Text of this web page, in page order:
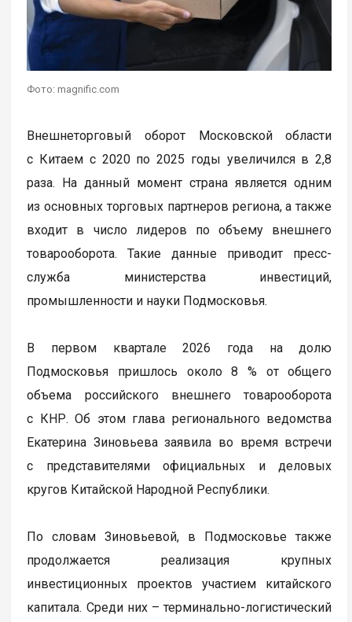
Фото: magnific.com
Внешнеторговый оборот Московской области
с Китаем с 2020 по 2025 годы увеличился в 2,8
раза. На данный момент страна является одним
из основных торговых партнеров региона, а также
входит в число лидеров по объему внешнего
товарооборота. Такие данные приводит пресс-
служба министерства инвестиций,
промышленности и науки Подмосковья.
В первом квартале 2026 года на долю
Подмосковья пришлось около 8 % от общего
объема российского внешнего товарооборота
с КНР. Об этом глава регионального ведомства
Екатерина Зиновьева заявила во время встречи
с представителями официальных и деловых
кругов Китайской Народной Республики.
По словам Зиновьевой, в Подмосковье также
продолжается реализация крупных
инвестиционных проектов участием китайского
капитала. Среди них – терминально-логистический